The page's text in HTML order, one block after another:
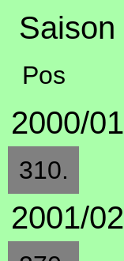
Saison
Pos
2000/01
310.
2001/02